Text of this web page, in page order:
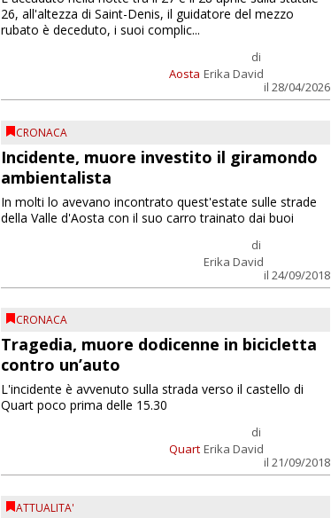
Aosta
di
Erika David
il 28/04/2026
26, all'altezza di Saint-Denis, il guidatore del mezzo
rubato è deceduto, i suoi complic...
CRONACA
Incidente, muore investito il giramondo
ambientalista
di
Erika David
il 24/09/2018
In molti lo avevano incontrato quest'estate sulle strade
della Valle d'Aosta con il suo carro trainato dai buoi
CRONACA
Tragedia, muore dodicenne in bicicletta
contro un’auto
Quart
di
Erika David
il 21/09/2018
L'incidente è avvenuto sulla strada verso il castello di
Quart poco prima delle 15.30
ATTUALITA'